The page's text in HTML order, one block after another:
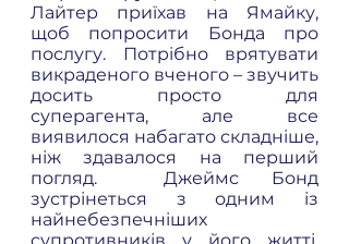
Лайтер приїхав на Ямайку,
щоб попросити Бонда про
послугу. Потрібно врятувати
викраденого вченого – звучить
досить просто для
суперагента, але все
виявилося набагато складніше,
ніж здавалося на перший
погляд.  Джеймс Бонд
зустрінеться з одним із
найнебезпечніших